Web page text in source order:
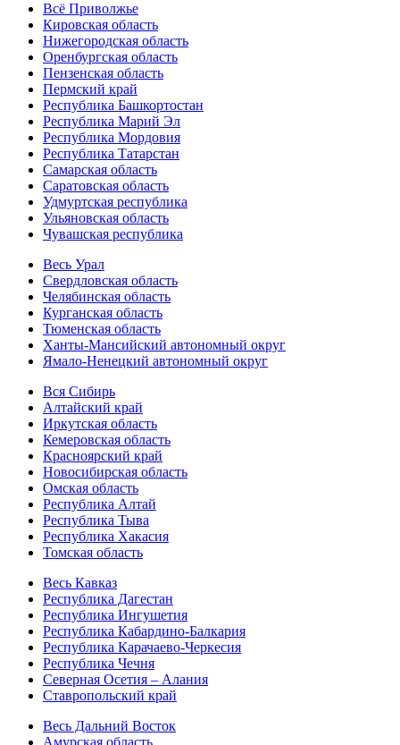
Всё Приволжье
Кировская область
Нижегородская область
Оренбургская область
Пензенская область
Пермский край
Республика Башкортостан
Республика Марий Эл
Республика Мордовия
Республика Татарстан
Самарская область
Саратовская область
Удмуртская республика
Ульяновская область
Чувашская республика
Весь Урал
Свердловская область
Челябинская область
Курганская область
Тюменская область
Ханты-Мансийский автономный округ
Ямало-Ненецкий автономный округ
Вся Сибирь
Алтайский край
Иркутская область
Кемеровская область
Красноярский край
Новосибирская область
Омская область
Республика Алтай
Республика Тыва
Республика Хакасия
Томская область
Весь Кавказ
Республика Дагестан
Республика Ингушетия
Республика Кабардино-Балкария
Республика Карачаево-Черкесия
Республика Чечня
Северная Осетия – Алания
Ставропольский край
Весь Дальний Восток
Амурская область